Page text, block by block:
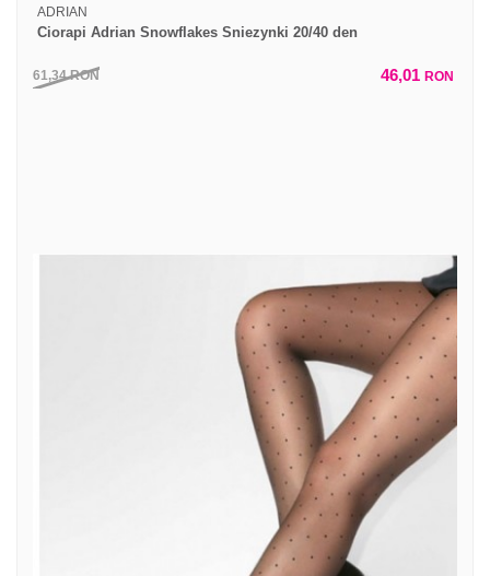
ADRIAN
Ciorapi Adrian Snowflakes Sniezynki 20/40 den
61,34RON 46,01 RON